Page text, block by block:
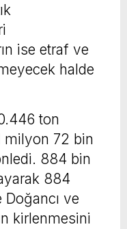
ise etraf ve
halde
ton
milyon 72 bin
884 bin
884
ve
kirlenmesini